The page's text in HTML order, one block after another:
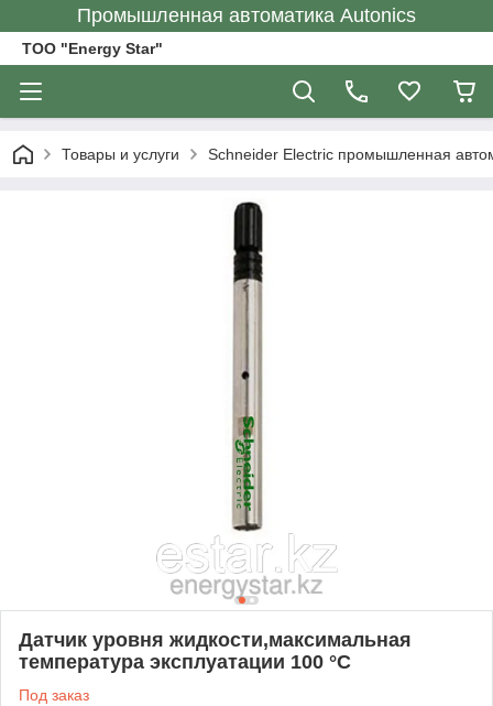
Промышленная автоматика Autonics
ТОО "Energy Star"
Товары и услуги Schneider Electric промышленная
Датчик уровня жидкости,максимальная
температура эксплуатации 100 °C
Под заказ